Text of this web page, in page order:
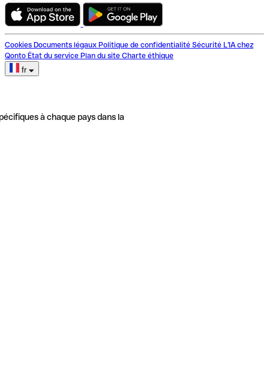
Cookies Documents légaux Politique de confidentialité Sécurité L'IA chez
Qonto État du service Plan du site Charte éthique
fr
à chaque pays dans la